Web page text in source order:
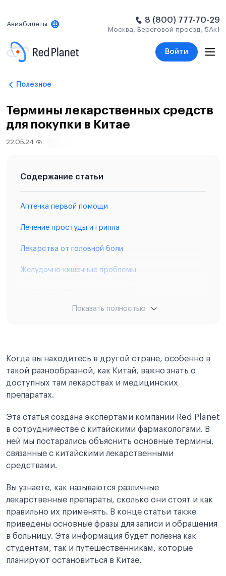
Авиабилеты 8 (800) 777-70-29
Москва, Береговой проезд, 5Ак1
Войти
Полезное
Термины лекарственных средств
для покупки в Китае
22.05.24
Содержание статьи
Аптечка первой помощи
Лечение простуды и гриппа
Лекарства от головной боли
Желудочно-кишечные проблемы
Лечение грибковых инфекций на ногах
Воспаления органов малого таза
Лекарства при молочнице
Для мужского здоровья
Противовоспалительные лекарства
Общие препараты для мужского здоровья
Показать полностью
Когда вы находитесь в другой стране, особенно в
такой разнообразной, как Китай, важно знать о
доступных там лекарствах и медицинских
препаратах.
Эта статья создана экспертами компании Red Planet
в сотрудничестве с китайскими фармакологами. В
ней мы постарались объяснить основные термины,
связанные с китайскими лекарственными
средствами.
Вы узнаете, как называются различные
лекарственные препараты, сколько они стоят и как
правильно их применять. В конце статьи также
приведены основные фразы для записи и обращения
в больницу. Эта информация будет полезна как
студентам, так и путешественникам, которые
планируют остановиться в Китае.